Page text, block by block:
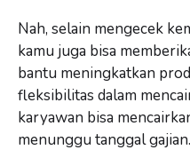
Nah, selain mengecek
kamu juga bisa
bantu meningkatkan
fleksibilitas dalam
karyawan bisa
menunggu tanggal gajian.